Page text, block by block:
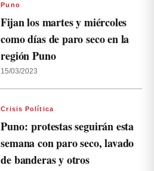
Puno
Fijan los martes y miércoles
como días de paro seco en la
región Puno
15/03/2023
Crisis Política
Puno: protestas seguirán esta
semana con paro seco, lavado
de banderas y otros